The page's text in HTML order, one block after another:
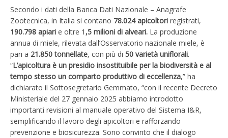
Secondo i dati della Banca Dati Nazionale – Anagrafe
Zootecnica, in Italia si contano 78.024 apicoltori registrati,
190.798 apiari e oltre 1 ,5 milioni di alveari. La produzione
annua di miele, rilevata dall’Osservatorio nazionale miele, è
pari a 21.850 tonnellate, con più di 50 varietà uniflorali.
“L’apicoltura è un presidio insostituibile per la biodiversità e al
tempo stesso un comparto produttivo di eccellenza,” ha
dichiarato il Sottosegretario Gemmato, “con il recente Decreto
Ministeriale del 27 gennaio 2025 abbiamo introdotto
importanti revisioni al manuale operativo del Sistema I&R,
semplificando il lavoro degli apicoltori e rafforzando
prevenzione e biosicurezza. Sono convinto che il dialogo